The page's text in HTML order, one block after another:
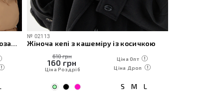
Жіноча демісезонна панама з екозамші
№ 02113
Жіноча кепі з кашеміру із косичкою
610 грн
160 грн
Ціна Роздріб
Ціна Опт
Ціна Дроп
S M L